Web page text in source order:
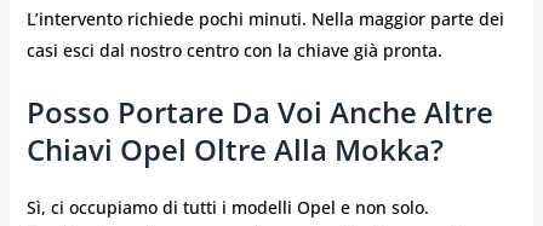
L’intervento richiede pochi minuti. Nella maggior parte dei
casi esci dal nostro centro con la chiave già pronta.
Posso Portare Da Voi Anche Altre
Chiavi Opel Oltre Alla Mokka?
Sì, ci occupiamo di tutti i modelli Opel e non solo.